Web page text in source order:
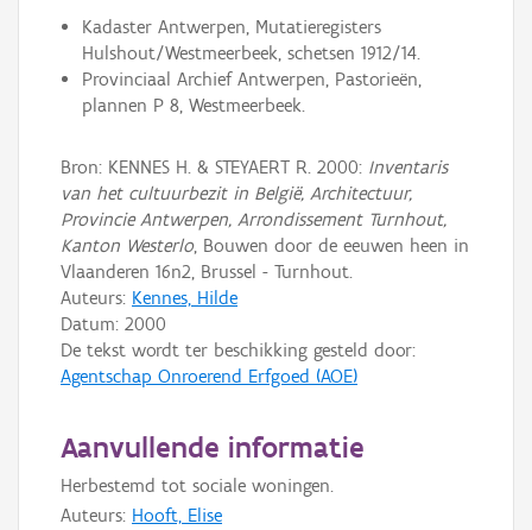
Kadaster Antwerpen, Mutatieregisters
Hulshout/Westmeerbeek, schetsen 1912/14.
Provinciaal Archief Antwerpen, Pastorieën,
plannen P 8, Westmeerbeek.
Bron: KENNES H. & STEYAERT R. 2000: Inventaris
van het cultuurbezit in België, Architectuur,
Provincie Antwerpen, Arrondissement Turnhout,
Kanton Westerlo, Bouwen door de eeuwen heen in
Vlaanderen 16n2, Brussel - Turnhout.
Auteurs: Kennes, Hilde
Datum: 2000
De tekst wordt ter beschikking gesteld door:
Agentschap Onroerend Erfgoed (AOE)
Aanvullende informatie
Herbestemd tot sociale woningen.
Auteurs: Hooft, Elise